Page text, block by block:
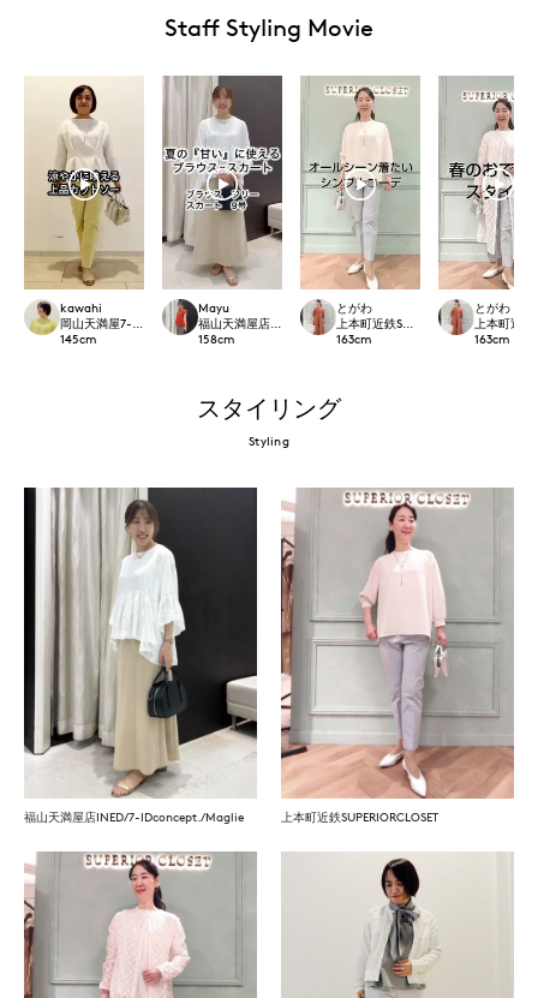
Staff Styling Movie
kawahi
岡山天満屋7-IDconcept.
145cm
Mayu
福山天満屋店INED/7-IDconcept./Maglie
158cm
とがわ
上本町近鉄SUPERIORCLOSET
163cm
とがわ
上本町近鉄
163cm
スタイリング
Styling
福山天満屋店INED/7-IDconcept./Maglie 上本町近鉄SUPERIORCLOSET